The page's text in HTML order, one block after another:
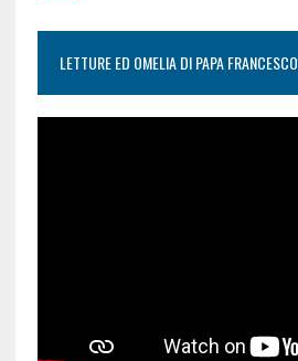
LETTURE ED OMELIA DI PAPA FRANCESCO